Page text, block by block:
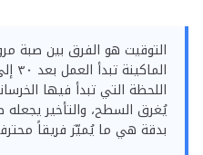
التوقيت هو الفرق بين صبة
اللحظة التي تبدأ فيها
يُغرق السطح، والتأخير يجعله
بدقة هي ما يُميّز فريقاً